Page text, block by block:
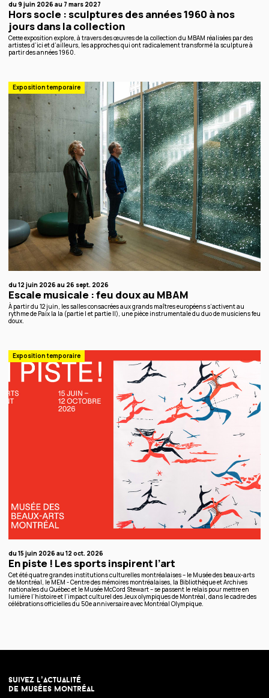
du 9 juin 2026 au 7 mars 2027
Hors socle : sculptures des années 1960 à nos
jours dans la collection
Cette exposition explore, à travers des œuvres de la collection du MBAM réalisées par des
artistes d’ici et d’ailleurs, les approches qui ont radicalement transformé la sculpture à
partir des années 1960.
Exposition temporaire
du 12 juin 2026 au 26 sept. 2026
Escale musicale : feu doux au MBAM
À partir du 12 juin, les salles consacrées aux grands maîtres européens s’activent au
rythme de Paix la la (partie I et partie II), une pièce instrumentale du duo de musiciens feu
doux.
Exposition temporaire
du 15 juin 2026 au 12 oct. 2026
En piste ! Les sports inspirent l’art
Cet été quatre grandes institutions culturelles montréalaises – le Musée des beaux-arts
de Montréal, le MEM - Centre des mémoires montréalaises, la Bibliothèque et Archives
nationales du Québec et le Musée McCord Stewart – se passent le relais pour mettre en
lumière l’histoire et l’impact culturel des Jeux olympiques de Montréal, dans le cadre des
célébrations officielles du 50e anniversaire avec Montréal Olympique.
suivez l’actualité
de musées montréal